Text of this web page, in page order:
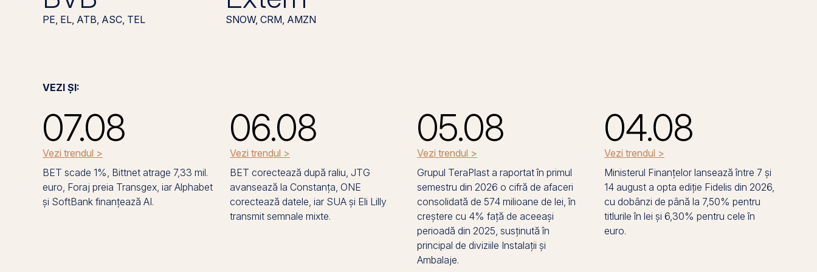
PE, EL, ATB, ASC, TEL SNOW, CRM, AMZN
VEZI ȘI:
07.08
Vezi trendul >
BET scade 1%, Bittnet atrage 7,33 mil.
euro, Foraj preia Transgex, iar Alphabet
și SoftBank finanțează AI.
06.08
Vezi trendul >
BET corectează după raliu, JTG
avansează la Constanța, ONE
corectează datele, iar SUA și Eli Lilly
transmit semnale mixte.
05.08
Vezi trendul >
Grupul TeraPlast a raportat în primul
semestru din 2026 o cifră de afaceri
consolidată de 574 milioane de lei, în
creștere cu 4% față de aceeași
perioadă din 2025, susținută în
principal de diviziile Instalații și
Ambalaje.
04.08
Vezi trendul >
Ministerul Finanțelor lansează între 7 și
14 august a opta ediție Fidelis din 2026,
cu dobânzi de până la 7,50% pentru
titlurile în lei și 6,30% pentru cele în
euro.